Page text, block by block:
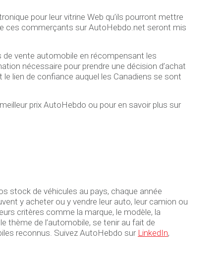
pour leur vitrine Web qu’ils pourront mettre
ces commerçants sur AutoHebdo.net seront mis
de vente automobile en récompensant les
nécessaire pour prendre une décision d’achat
lien de confiance auquel les Canadiens se sont
prix AutoHebdo ou pour en savoir plus sur
stock de véhicules au pays, chaque année
y acheter ou y vendre leur auto, leur camion ou
critères comme la marque, le modèle, la
thème de l’automobile, se tenir au fait de
reconnus. Suivez AutoHebdo sur LinkedIn,